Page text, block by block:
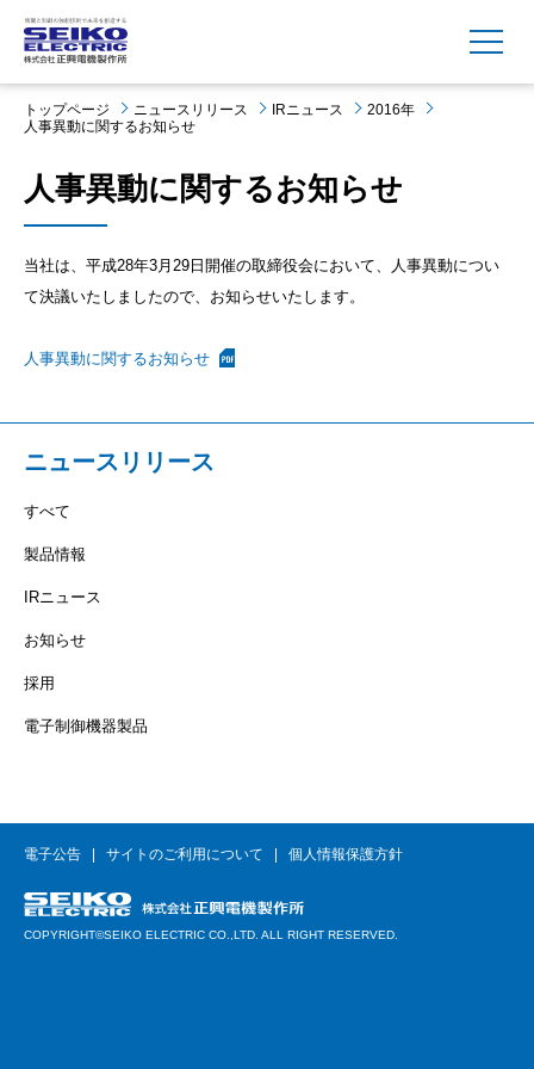
MENU
トップページ ニュースリリース IRニュース
2016年
人事異動に関するお知らせ
人事異動に関するお知らせ
当社は、平成28年3月29日開催の取締役会において、人事異動につい
て決議いたしましたので、お知らせいたします。
人事異動に関するお知らせ
ニュースリリース
すべて
製品情報
IRニュース
お知らせ
採用
電子制御機器製品
電子公告 サイトのご利用について 個人情報保護方針
COPYRIGHT©SEIKO ELECTRIC CO.,LTD. ALL RIGHT RESERVED.